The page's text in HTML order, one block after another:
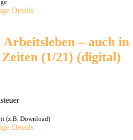
Details
Arbeitsleben – auch in
(1/21) (digital)
(z.B. Download)
Details